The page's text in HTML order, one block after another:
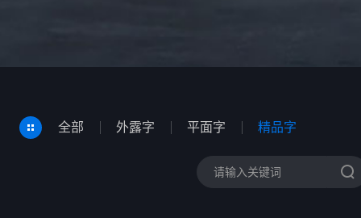
全部 外露字 平面字 精品字